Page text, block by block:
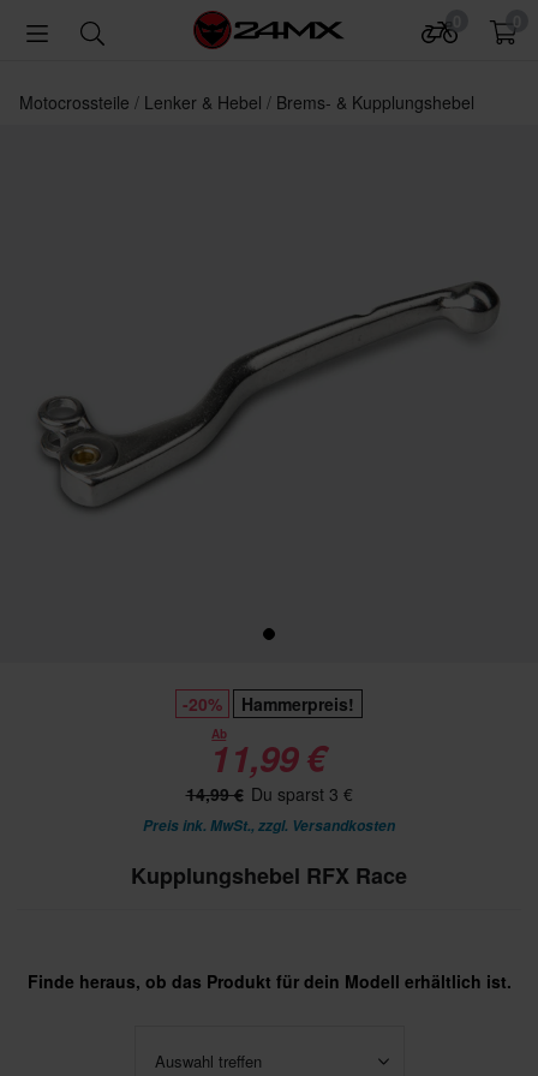
Motocrossteile Lenker & Hebel Brems- & Kupplungshebel
-20% Hammerpreis!
Ab
11,99 €
14,99 € Du sparst 3 €
Preis ink. MwSt., zzgl. Versandkosten
Kupplungshebel RFX Race
Finde heraus, ob das Produkt für dein Modell erhältlich ist.
Auswahl treffen